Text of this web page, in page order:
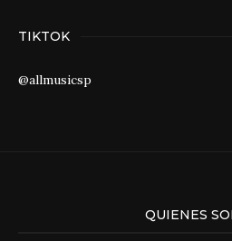
TIKTOK
@allmusicsp
QUIENES